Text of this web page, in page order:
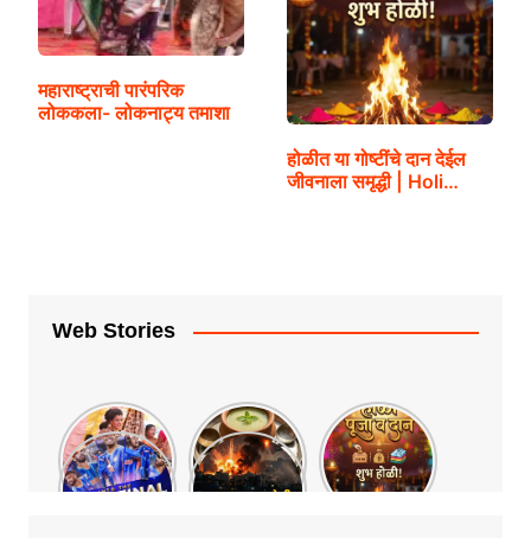
महाराष्ट्राची पारंपरिक
लोककला- लोकनाट्य तमाशा
होळीत या गोष्टींचे दान देईल
जीवनाला समृद्धी | Holi…
Web Stories